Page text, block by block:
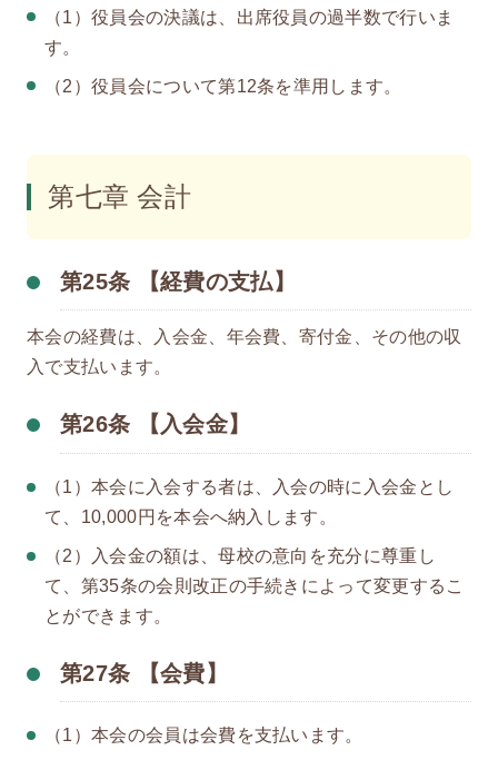
（1）役員会の決議は、出席役員の過半数で行いま
す。
（2）役員会について第12条を準用します。
第七章 会計
第25条 【経費の支払】
本会の経費は、入会金、年会費、寄付金、その他の収
入で支払います。
第26条 【入会金】
（1）本会に入会する者は、入会の時に入会金とし
て、10,000円を本会へ納入します。
（2）入会金の額は、母校の意向を充分に尊重し
て、第35条の会則改正の手続きによって変更するこ
とができます。
第27条 【会費】
（1）本会の会員は会費を支払います。